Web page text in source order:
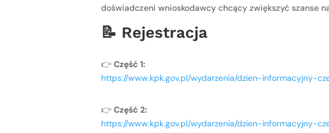
doświadczeni wnioskodawcy chcący zwiększyć szanse
📝 Rejestracja
👉 Część 1:
https://www.kpk.gov.pl/wydarzenia/dzien-informacyjny-
👉 Część 2:
https://www.kpk.gov.pl/wydarzenia/dzien-